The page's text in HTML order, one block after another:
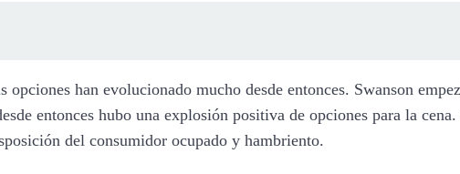
han evolucionado mucho desde entonces. Swanson
entonces hubo una explosión positiva de opciones para la
del consumidor ocupado y hambriento.